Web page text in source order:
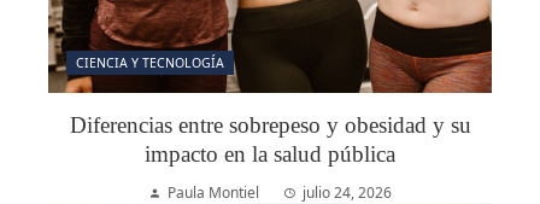
CIENCIA Y TECNOLOGÍA
Diferencias entre sobrepeso y obesidad y su
impacto en la salud pública
Paula Montiel julio 24, 2026